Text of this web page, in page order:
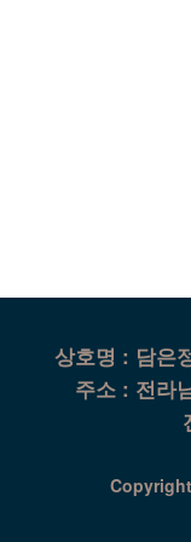
상호명 : 담은
주소 : 전라